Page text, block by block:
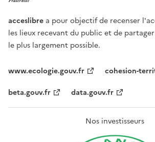
acceslibre a pour objectif de recenser
les lieux recevant du public et de
le plus largement possible.
www.ecologie.gouv.fr
cohesion-
beta.gouv.fr
data.gouv.fr
Nos investisseurs